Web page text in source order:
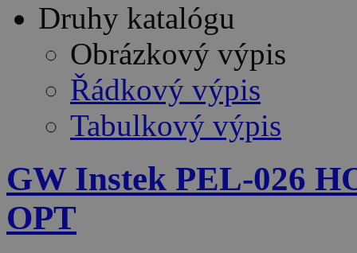
Druhy katalógu
Obrázkový výpis
Řádkový výpis
Tabulkový výpis
GW Instek PEL-026
OPT